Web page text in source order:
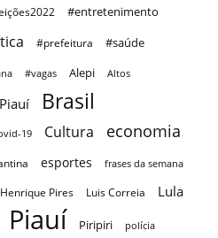
#entretenimento
#prefeitura #saúde
#vagas Alepi Altos
Brasil
19 Cultura economia
esportes frases da semana
Henrique Pires Luis Correia
Lula
Piauí Piripiri polícia